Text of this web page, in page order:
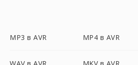
MP3 в AVR MP4 в AVR